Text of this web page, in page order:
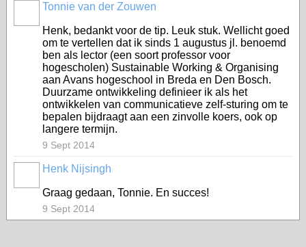
Tonnie van der Zouwen
Henk, bedankt voor de tip. Leuk stuk. Wellicht goed
om te vertellen dat ik sinds 1 augustus jl. benoemd
ben als lector (een soort professor voor
hogescholen) Sustainable Working & Organising
aan Avans hogeschool in Breda en Den Bosch.
Duurzame ontwikkeling definieer ik als het
ontwikkelen van communicatieve zelf-sturing om te
bepalen bijdraagt aan een zinvolle koers, ook op
langere termijn.
9 Sept 2014
Henk Nijsingh
Graag gedaan, Tonnie. En succes!
9 Sept 2014